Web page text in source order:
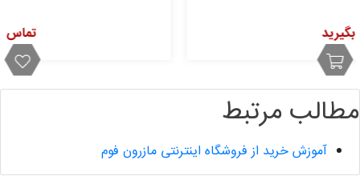
مطالب مرتبط
آموزش خرید از فروشگاه اینترنتی مازرون فوم